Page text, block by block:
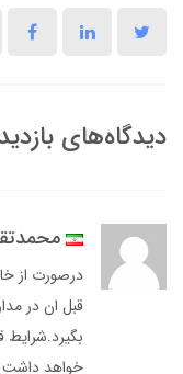
دیدگاه‌های
خواهد داشت